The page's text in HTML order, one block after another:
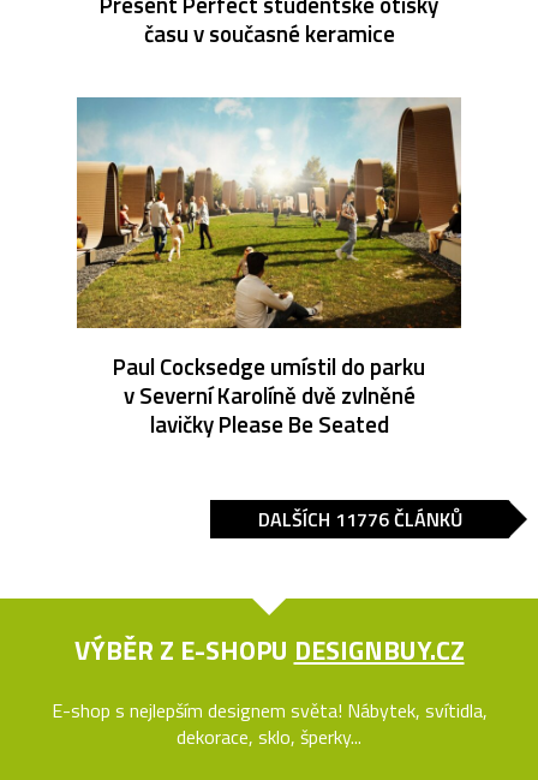
času v současné keramice
Paul Cocksedge umístil do parku
v Severní Karolíně dvě zvlněné
lavičky Please Be Seated
DALŠÍCH 11776 ČLÁNKŮ
VÝBĚR Z E-SHOPU DESIGNBUY.CZ
E-shop s nejlepším designem světa! Nábytek, svítidla,
dekorace, sklo, šperky...